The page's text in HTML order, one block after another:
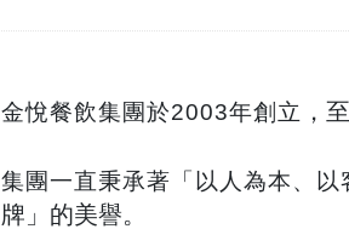
金悅餐飲集團於2003年創立 ，
集團一直秉承著「以人為本、
牌」的美譽。